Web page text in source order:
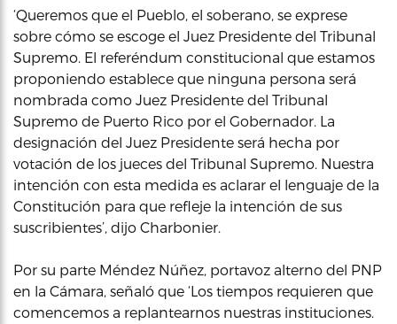
‘Queremos que el Pueblo, el soberano, se exprese
sobre cómo se escoge el Juez Presidente del Tribunal
Supremo. El referéndum constitucional que estamos
proponiendo establece que ninguna persona será
nombrada como Juez Presidente del Tribunal
Supremo de Puerto Rico por el Gobernador. La
designación del Juez Presidente será hecha por
votación de los jueces del Tribunal Supremo. Nuestra
intención con esta medida es aclarar el lenguaje de la
Constitución para que refleje la intención de sus
suscribientes’, dijo Charbonier.
Por su parte Méndez Núñez, portavoz alterno del PNP
en la Cámara, señaló que ‘Los tiempos requieren que
comencemos a replantearnos nuestras instituciones.